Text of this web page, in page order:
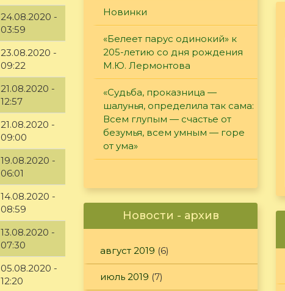
24.08.2020 -
03:59
23.08.2020 -
09:22
21.08.2020 -
12:57
21.08.2020 -
09:00
19.08.2020 -
06:01
14.08.2020 -
08:59
13.08.2020 -
07:30
05.08.2020 -
12:20
Новинки
«Белеет парус одинокий» к
205-летию со дня рождения
М.Ю. Лермонтова
«Судьба, проказница —
шалунья, определила так сама:
Всем глупым — счастье от
безумья, всем умным — горе
от ума»
Новости - архив
август 2019 (6)
июль 2019 (7)